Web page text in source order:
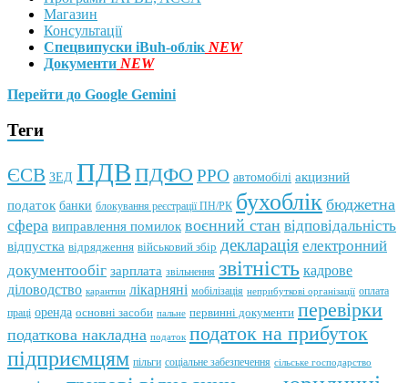
Магазин
Консультації
Спецвипуски iBuh-облік NEW
Документи NEW
Перейти до Google Gemini
Теги
ЄСВ ЗЕД ПДВ ПДФО РРО автомобілі акцизний
податок банки блокування реєстрації ПН/РК бухоблік бюджетна
сфера виправлення помилок воєнний стан відповідальність
відпустка відрядження військовий збір декларація електронний
документообіг зарплата звільнення звітність кадрове
діловодство карантин лікарняні мобілізація неприбуткові організації оплата
праці оренда основні засоби пальне первинні документи перевірки
податкова накладна податок податок на прибуток
підприємцям пільги соціальне забезпечення сільське господарство